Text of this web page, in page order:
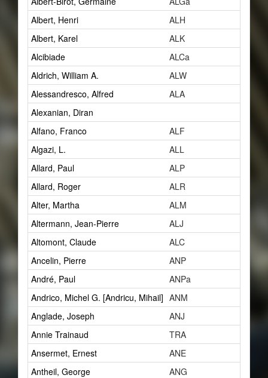
Albert, Henri
ALH
Albert, Karel
ALK
Alcibiade
ALCa
Aldrich, William A.
ALW
Alessandresco, Alfred
ALA
Alexanian, Diran
Alfano, Franco
ALF
Algazi, L.
ALL
Allard, Paul
ALP
Allard, Roger
ALR
Alter, Martha
ALM
Altermann, Jean-Pierre
ALJ
Altomont, Claude
ALC
Ancelin, Pierre
ANP
André, Paul
ANPa
Andrico, Michel G. [Andricu, Mihail] ANM
Anglade, Joseph
ANJ
Annie Trainaud
TRA
Ansermet, Ernest
ANE
Antheil, George
ANG